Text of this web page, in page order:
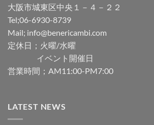
大阪市城東区中央１－４－２２
Tel;06-6930-8739
Mail; info@benericambi.com
定休日；火曜/水曜
イベント開催日
営業時間；AM11:00-PM7:00
LATEST NEWS